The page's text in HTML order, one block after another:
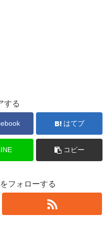
する
はてブ
コピー
フォローする